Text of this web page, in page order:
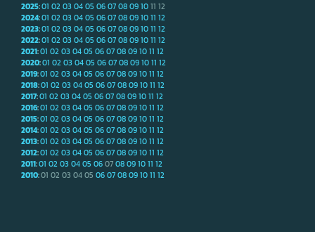
2025:01 02 030405060708091011 12
2024:01 02 030405060708091011 12
2023:01 02 030405060708091011 12
2022:01 02 030405060708091011 12
2021:01 02 030405060708091011 12
2020:01 02 030405060708091011 12
2019:01 02 030405060708091011 12
2018:01 02 030405060708091011 12
2017:01 02 030405060708091011 12
2016:01 02 030405060708091011 12
2015:01 02 030405060708091011 12
2014:01 02 030405060708091011 12
2013:01 02 030405060708091011 12
2012:01 02 030405060708091011 12
2011:01 02 030405060708091011 12
2010:01 02 03 0405 060708091011 12